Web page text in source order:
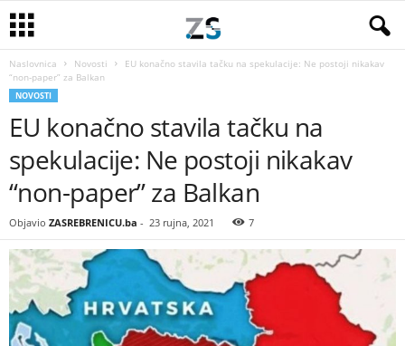
Naslovnica Novosti
EU konačno stavila tačku na spekulacije: Ne postoji nikakav
“non-paper” za Balkan
NOVOSTI
EU konačno stavila tačku na
spekulacije: Ne postoji nikakav
“non-paper” za Balkan
Objavio ZASREBRENICU.ba - 23 rujna, 2021 7